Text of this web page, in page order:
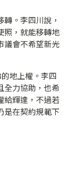
。李四川說，
照，就能移轉地
議會不希望新光
地上權。李四
全力協助，也希
給輝達，不過若
是在契約規範下